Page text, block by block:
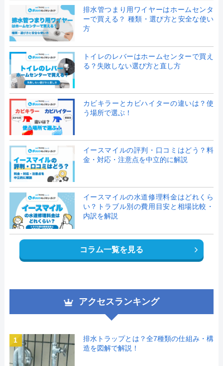
排水管つまり用ワイヤーはホームセンタ
ーで買える？ 種類・選び方と安全な使い
方
トイレのレバーはホームセンターで買え
る？失敗しない選び方と直し方
カビキラーとカビハイターの違いは？使
う場所で選ぶ！
イースマイルの評判・口コミはどう？料
金・対応・注意点を中立的に解説
イースマイルの水道修理料金はどれくら
い？トラブル別の費用目安と相場比較・
内訳を解説
コラム一覧を見る
アクセスランキング
1
排水トラップとは？全7種類の仕組み・構
造を図解で解説！